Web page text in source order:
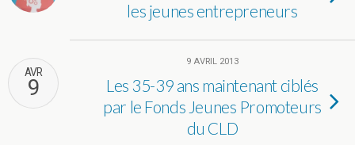
les jeunes entrepreneurs
AVR
9
9 AVRIL 2013
Les 35-39 ans maintenant ciblés
par le Fonds Jeunes Promoteurs
du CLD